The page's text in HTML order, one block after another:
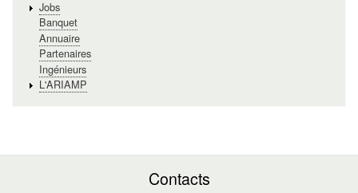
Jobs
Banquet
Annuaire
Partenaires
Ingénieurs
L'ARIAMP
Contacts